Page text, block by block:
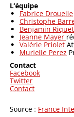
L’équipe
Fabrice Drouelle
Christophe
Benjamin Riquet
Jeanne Mayer
Valérie Priolet
Murielle Perez
Contact
Facebook
Twitter
Contact
Source : France